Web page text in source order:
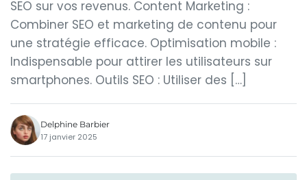
SEO sur vos revenus. Content Marketing :
Combiner SEO et marketing de contenu pour
une stratégie efficace. Optimisation mobile :
Indispensable pour attirer les utilisateurs sur
smartphones. Outils SEO : Utiliser des […]
Delphine Barbier
17 janvier 2025